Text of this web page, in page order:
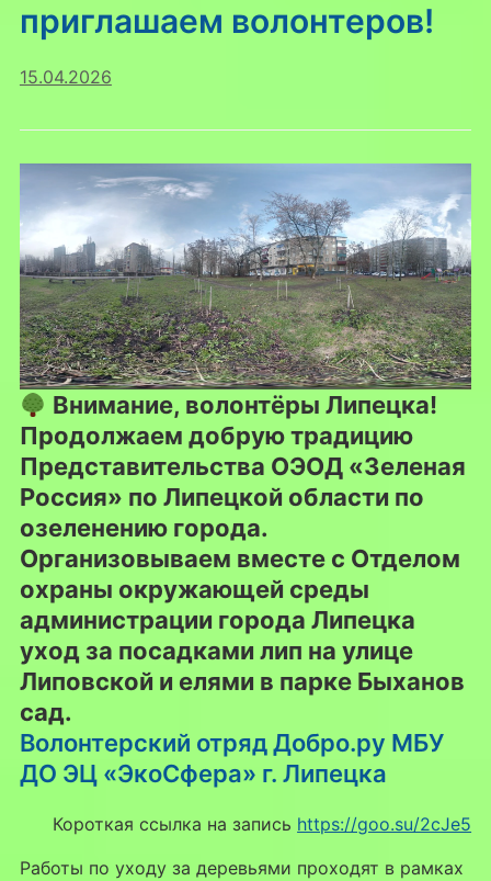
приглашаем волонтеров!
15.04.2026
Внимание, волонтёры Липецка!
Продолжаем добрую традицию
Представительства ОЭОД «Зеленая
Россия» по Липецкой области по
озеленению города.
Организовываем вместе с Отделом
охраны окружающей среды
администрации города Липецка
уход за посадками лип на улице
Липовской и елями в парке Быханов
сад.
Волонтерский отряд Добро.ру МБУ
ДО ЭЦ «ЭкоСфера» г. Липецка
Короткая ссылка на запись https://goo.su/2cJe5
Работы по уходу за деревьями проходят в рамках